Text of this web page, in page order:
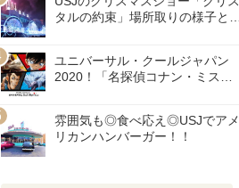
タルの約束」場所取りの様子とチ
ユニバーサル・クールジャパン
2020！「名探偵コナン・ミステ
雰囲気も◎食べ応え◎USJでアメ
リカンハンバーガー！！